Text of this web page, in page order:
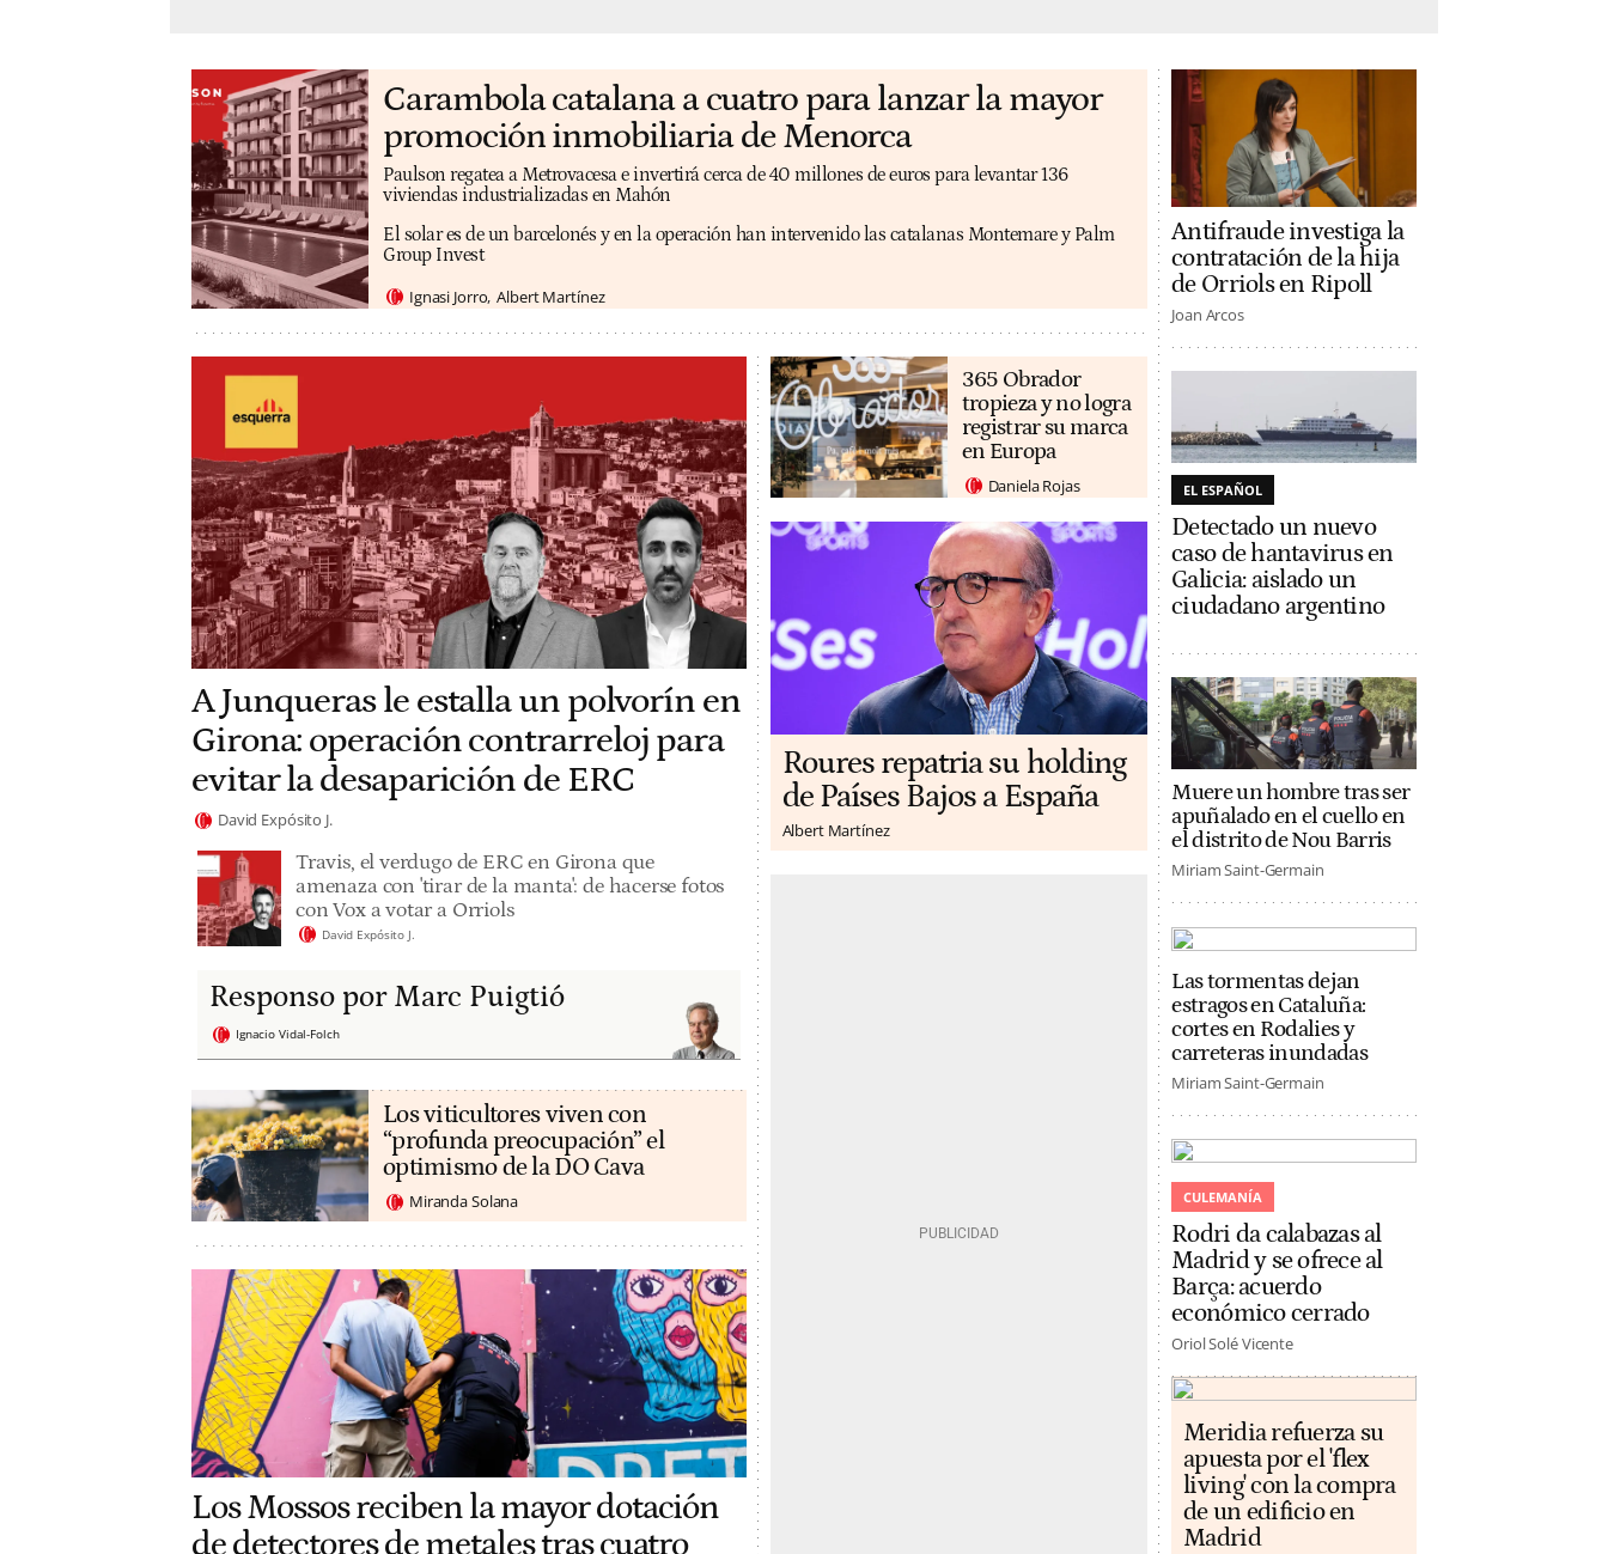
Carambola catalana a cuatro para lanzar la mayor
promoción inmobiliaria de Menorca
Paulson regatea a Metrovacesa e invertirá cerca de 40 millones de euros para levantar 136
viviendas industrializadas en Mahón
El solar es de un barcelonés y en la operación han intervenido las catalanas Montemare y Palm
Group Invest
Ignasi Jorro Albert Martínez
A Junqueras le estalla un polvorín en
Girona: operación contrarreloj para
evitar la desaparición de ERC
David Expósito J.
Travis, el verdugo de ERC en Girona que
amenaza con 'tirar de la manta': de hacerse fotos
con Vox a votar a Orriols
David Expósito J.
Responso por Marc Puigtió
Ignacio Vidal-Folch
Los viticultores viven con
“profunda preocupación” el
optimismo de la DO Cava
Miranda Solana
Los Mossos reciben la mayor dotación
de detectores de metales tras cuatro
365 Obrador
tropieza y no logra
registrar su marca
en Europa
Daniela Rojas
Roures repatria su holding
de Países Bajos a España
Albert Martínez
Antifraude investiga la
contratación de la hija
de Orriols en Ripoll
Joan Arcos
EL ESPAÑOL
Detectado un nuevo
caso de hantavirus en
Galicia: aislado un
ciudadano argentino
Muere un hombre tras ser
apuñalado en el cuello en
el distrito de Nou Barris
Miriam Saint-Germain
Las tormentas dejan
estragos en Cataluña:
cortes en Rodalies y
carreteras inundadas
Miriam Saint-Germain
CULEMANÍA
Rodri da calabazas al
Madrid y se ofrece al
Barça: acuerdo
económico cerrado
Oriol Solé Vicente
Meridia refuerza su
apuesta por el 'flex
living' con la compra
de un edificio en
Madrid